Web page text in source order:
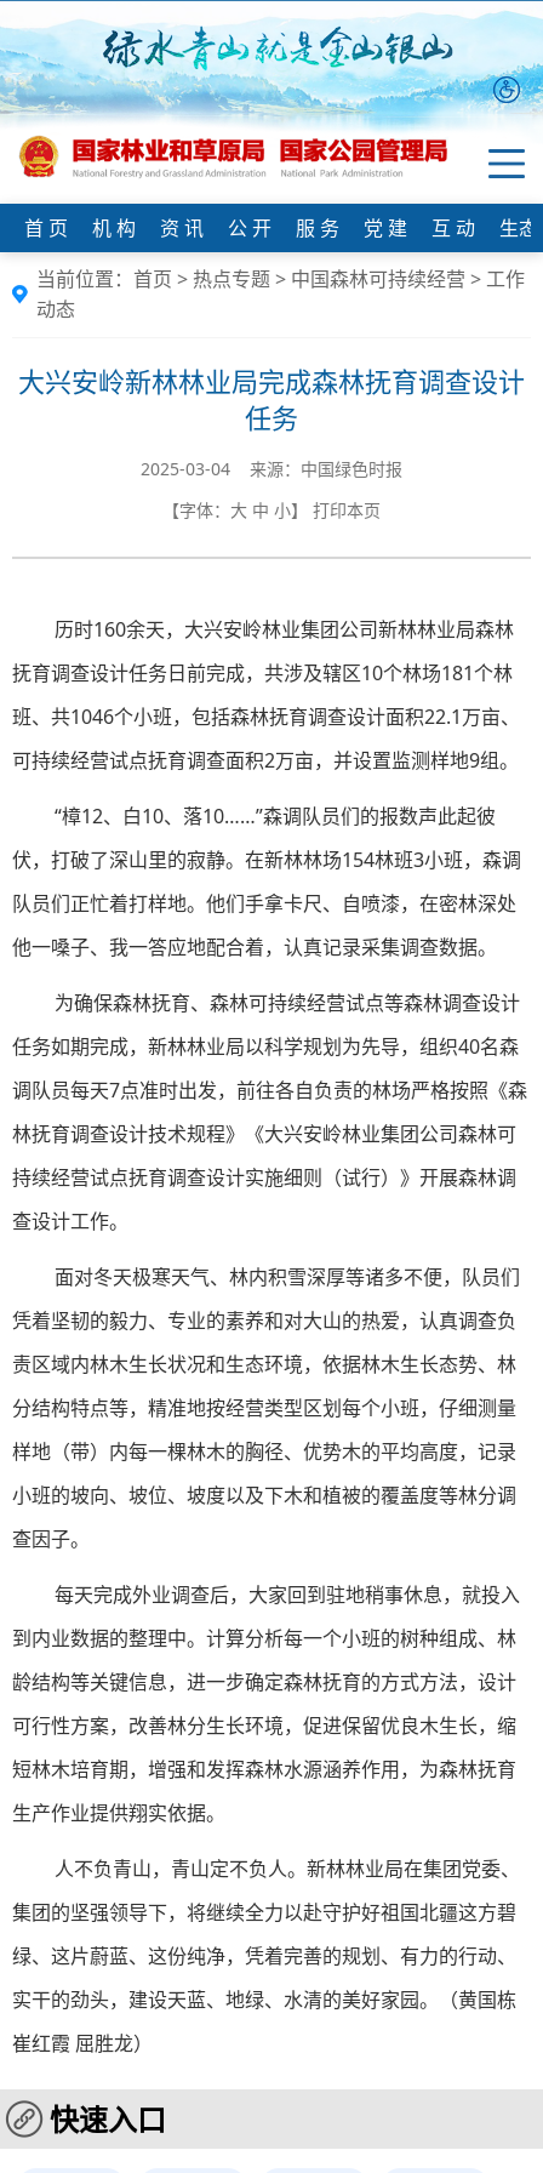
首 页 机 构 资 讯 公 开 服 务 党 建 互 动
生
当前位置： 首页 > 热点专题> 中国森林可持续经营 >工作
动态
大兴安岭新林林业局完成森林抚育调查设计
任务
2025-03-04 来源：中国绿色时报
【字体： 大 中 小】 打印本页
历时160余天，大兴安岭林业集团公司新林林业局森林
抚育调查设计任务日前完成，共涉及辖区10个林场181个林
班、共1046个小班，包括森林抚育调查设计面积22.1万亩、
可持续经营试点抚育调查面积2万亩，并设置监测样地9组。
“樟12、白10、落10……”森调队员们的报数声此起彼
伏，打破了深山里的寂静。在新林林场154林班3小班，森调
队员们正忙着打样地。他们手拿卡尺、自喷漆，在密林深处
他一嗓子、我一答应地配合着，认真记录采集调查数据。
为确保森林抚育、森林可持续经营试点等森林调查设计
任务如期完成，新林林业局以科学规划为先导，组织40名森
调队员每天7点准时出发，前往各自负责的林场严格按照《森
林抚育调查设计技术规程》《大兴安岭林业集团公司森林可
持续经营试点抚育调查设计实施细则（试行）》开展森林调
查设计工作。
面对冬天极寒天气、林内积雪深厚等诸多不便，队员们
凭着坚韧的毅力、专业的素养和对大山的热爱，认真调查负
责区域内林木生长状况和生态环境，依据林木生长态势、林
分结构特点等，精准地按经营类型区划每个小班，仔细测量
样地（带）内每一棵林木的胸径、优势木的平均高度，记录
小班的坡向、坡位、坡度以及下木和植被的覆盖度等林分调
查因子。
每天完成外业调查后，大家回到驻地稍事休息，就投入
到内业数据的整理中。计算分析每一个小班的树种组成、林
龄结构等关键信息，进一步确定森林抚育的方式方法，设计
可行性方案，改善林分生长环境，促进保留优良木生长，缩
短林木培育期，增强和发挥森林水源涵养作用，为森林抚育
生产作业提供翔实依据。
人不负青山，青山定不负人。新林林业局在集团党委、
集团的坚强领导下，将继续全力以赴守护好祖国北疆这方碧
绿、这片蔚蓝、这份纯净，凭着完善的规划、有力的行动、
实干的劲头，建设天蓝、地绿、水清的美好家园。（黄国栋
崔红霞 屈胜龙）
快速入口